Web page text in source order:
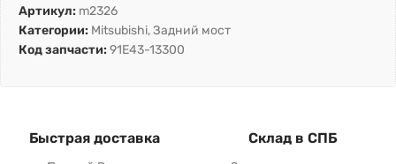
Артикул: m2326
Категории: Mitsubishi,Задний мост
Код запчасти: 91E43-13300
Быстрая доставка Склад в СПБ